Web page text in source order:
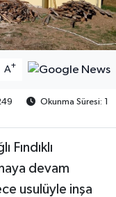
A+
Okunma Süresi: 1
devam
usulüyle inşa